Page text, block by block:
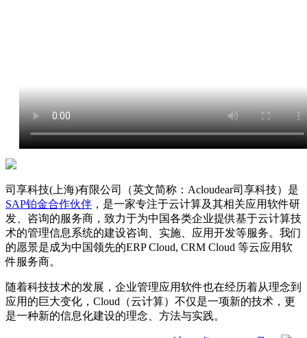
司享科技(上海)有限公司（英文简称：Acloudear司享科技）是
SAP铂金合作伙伴 ，是一家专注于云计算及其相关应用软件研
发、咨询的服务商，致力于为中国各类企业提供基于云计算技
术的管理信息系统的建设咨询、实施、应用开发等服务。我们
的愿景是成为中国领先的ERP Cloud, CRM Cloud 等云应用软
件服务商。
随着科技技术的发展，企业管理应用软件也在经历着从理念到
应用的巨大变化，Cloud（云计算）不仅是一项新的技术，更
是一种新的信息化建设的理念、方法与实践。